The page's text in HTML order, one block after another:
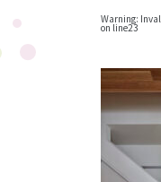
Warning:
on line23